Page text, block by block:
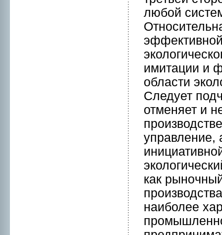
любой
имитации и
области
Следует
отменяет и
управление,
кaк
наиболее